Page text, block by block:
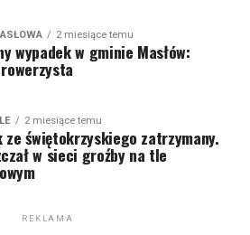
2 miesiące temu
wypadek w gminie Masłów:
2 miesiące temu
ze świętokrzyskiego zatrzymany.
w sieci groźby na tle
REKLAMA